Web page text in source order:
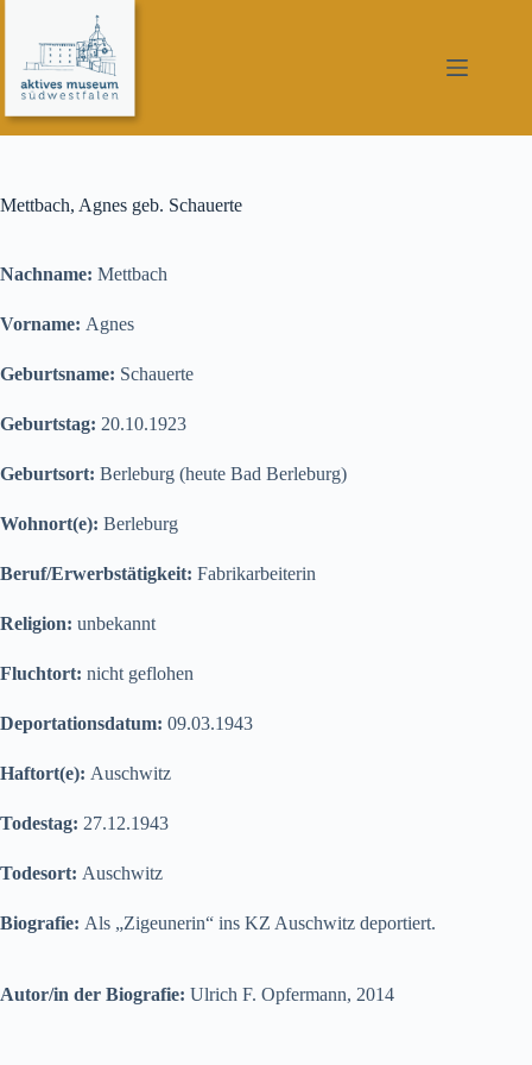
springen
Mettbach, Agnes geb. Schauerte
Nachname: Mettbach
Vorname: Agnes
Geburtsname: Schauerte
Geburtstag: 20.10.1923
Geburtsort: Berleburg (heute Bad Berleburg)
Wohnort(e): Berleburg
Beruf/Erwerbstätigkeit: Fabrikarbeiterin
Religion: unbekannt
Fluchtort: nicht geflohen
Deportationsdatum: 09.03.1943
Haftort(e): Auschwitz
Todestag: 27.12.1943
Todesort: Auschwitz
Biografie: Als „Zigeunerin“ ins KZ Auschwitz deportiert.
Autor/in der Biografie: Ulrich F. Opfermann, 2014